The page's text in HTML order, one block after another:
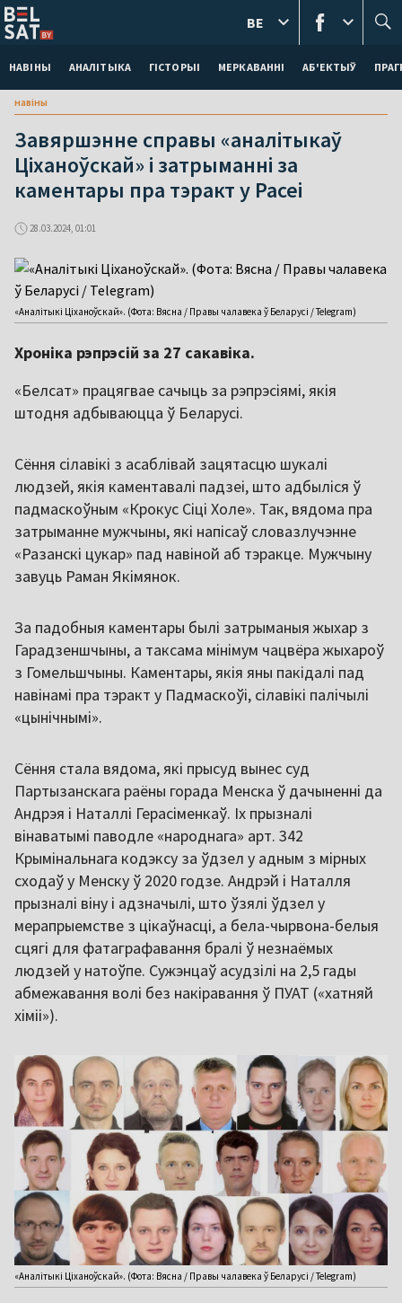
НАВІНЫ АНАЛІТЫКА ГІСТОРЫІ МЕРКАВАННI АБ'ЕКТЫЎ
BE
навіны
Завяршэнне справы «аналітыкаў
Ціханоўскай» і затрыманні за
каментары пра тэракт у Расеі
28.03.2024, 01:01
«Аналітыкі Ціханоўскай». (Фота: Вясна / Правы чалавека ў Беларусі / Telegram)
Хроніка рэпрэсій за 27 сакавіка.
«Белсат» працягвае сачыць за рэпрэсіямі, якія
штодня адбываюцца ў Беларусі.
Сёння сілавікі з асаблівай зацятасцю шукалі
людзей, якія каментавалі падзеі, што адбыліся ў
падмаскоўным «Крокус Сіці Холе». Так, вядома пра
затрыманне мужчыны, які напісаў словазлучэнне
«Разанскі цукар» пад навіной аб тэракце. Мужчыну
завуць Раман Якімянок.
За падобныя каментары былі затрыманыя жыхар з
Гарадзеншчыны, а таксама мінімум чацвёра жыхароў
з Гомельшчыны. Каментары, якія яны пакідалі пад
навінамі пра тэракт у Падмаскоўі, сілавікі палічылі
«цынічнымі».
Сёння стала вядома, які прысуд вынес суд
Партызанскага раёны горада Менска ў дачыненні да
Андрэя і Наталлі Герасіменкаў. Іх прызналі
вінаватымі паводле «народнага» арт. 342
Крымінальнага кодэксу за ўдзел у адным з мірных
сходаў у Менску ў 2020 годзе. Андрэй і Наталля
прызналі віну і адзначылі, што ўзялі ўдзел у
мерапрыемстве з цікаўнасці, а бела-чырвона-белыя
сцягі для фатаграфавання бралі ў незнаёмых
людзей у натоўпе. Сужэнцаў асудзілі на 2,5 гады
абмежавання волі без накіравання ў ПУАТ («хатняй
хіміі»).
«Аналітыкі Ціханоўскай». (Фота: Вясна / Правы чалавека ў Беларусі / Telegram)